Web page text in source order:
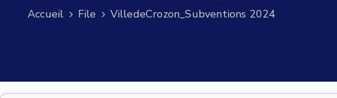
Accueil File VilledeCrozon_Subventions 2024